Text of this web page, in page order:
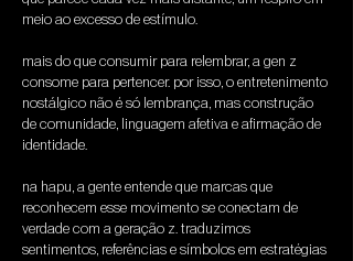
meio ao excesso de estímulo.
mais do que consumir para relembrar, a gen z
consome para pertencer. por isso, o entretenimento
nostálgico não é só lembrança, mas construção
de comunidade, linguagem afetiva e afirmação de
identidade.
na hapu, a gente entende que marcas que
reconhecem esse movimento se conectam de
verdade com a geração z. traduzimos
sentimentos, referências e símbolos em estratégias